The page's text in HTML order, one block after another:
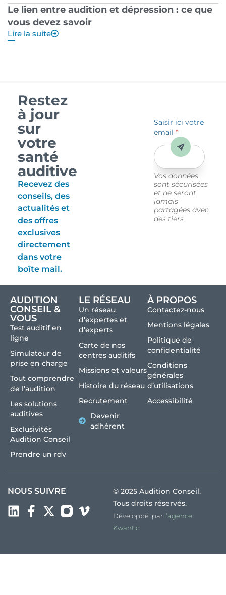
Le lien entre audition et dépression : ce que
vous devez savoir
Lire la suite
Restez
à jour
sur
votre
santé
auditive
Recevez des
conseils, des
actualités et
des offres
exclusives
directement
dans votre
boîte mail.
Saisir ici votre
email*
Vos données
sont sécurisées
et ne seront
jamais
partagées avec
des tiers
Envoyer
AUDITION
CONSEIL &
VOUS
Test auditif en
ligne
Simulateur de
prise en charge
Tout comprendre
de l’audition
Les solutions
auditives
Exclusivités
Audition Conseil
Prendre un rdv
LE RÉSEAU
Un réseau
d’expertes et
d’experts
Carte de nos
centres auditifs
Missions et valeurs
Histoire du réseau
Recrutement
Devenir
adhérent
À PROPOS
Contactez-nous
Mentions légales
Politique de
confidentialité
Conditions
générales
d’utilisations
Accessibilité
NOUS SUIVRE
© 2025 Audition Conseil.
Tous droits réservés.
Développé par l’agence
Kwantic